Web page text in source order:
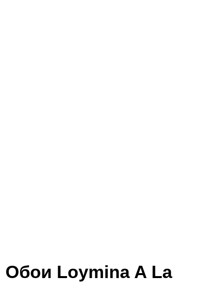
Обои Loymina A La